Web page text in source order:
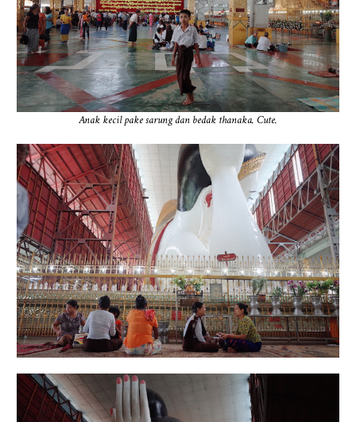
Anak kecil pake sarung dan bedak thanaka. Cute.